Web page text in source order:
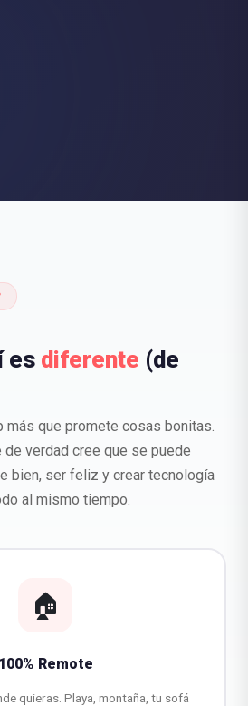
es diferente (de
más que promete cosas bonitas.
verdad cree que se puede
bien, ser feliz y crear tecnología
al mismo tiempo.
🏠
100% Remote
quieras. Playa, montaña, tu sofá